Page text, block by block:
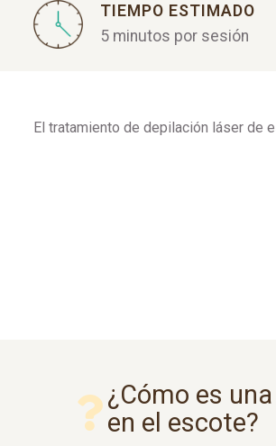
TIEMPO ESTIMADO
5 minutos por sesión
El tratamiento de depilación láser de
¿Cómo es
en el escote?